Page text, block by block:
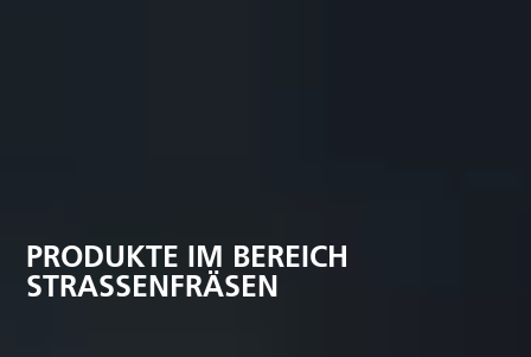
PRODUKTE IM BEREICH
STRASSENFRÄSEN